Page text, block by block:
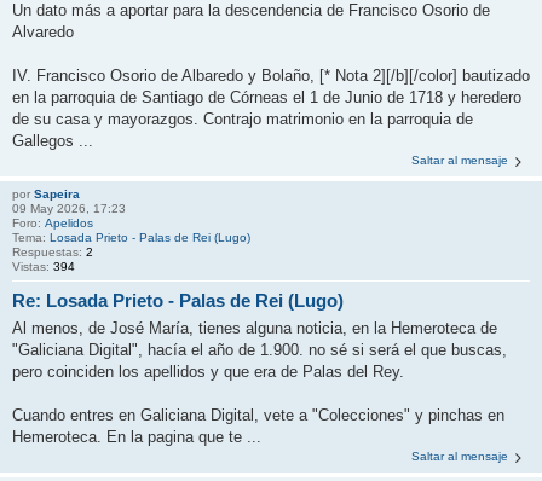
Un dato más a aportar para la descendencia de Francisco Osorio de
Alvaredo
IV. Francisco Osorio de Albaredo y Bolaño, [* Nota 2][/b][/color] bautizado
en la parroquia de Santiago de Córneas el 1 de Junio de 1718 y heredero
de su casa y mayorazgos. Contrajo matrimonio en la parroquia de
Gallegos ...
Saltar al mensaje
por Sapeira
09 May 2026, 17:23
Foro: Apelidos
Tema: Losada Prieto - Palas de Rei (Lugo)
Respuestas: 2
Vistas: 394
Re: Losada Prieto - Palas de Rei (Lugo)
Al menos, de José María, tienes alguna noticia, en la Hemeroteca de
"Galiciana Digital", hacía el año de 1.900. no sé si será el que buscas,
pero coinciden los apellidos y que era de Palas del Rey.
Cuando entres en Galiciana Digital, vete a "Colecciones" y pinchas en
Hemeroteca. En la pagina que te ...
Saltar al mensaje